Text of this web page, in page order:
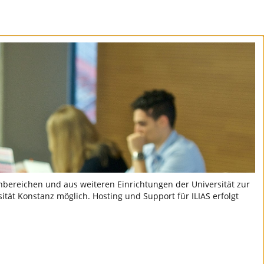
und aus weiteren Einrichtungen der Universität zur
Konstanz möglich. Hosting und Support für ILIAS erfolgt